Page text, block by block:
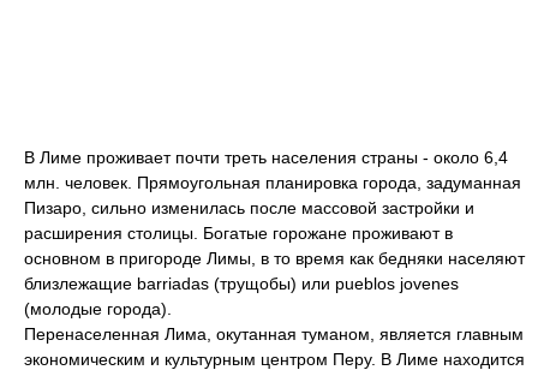
В Лиме проживает почти треть населения страны - около 6,4
млн. человек. Прямоугольная планировка города, задуманная
Пизаро, сильно изменилась после массовой застройки и
расширения столицы. Богатые горожане проживают в
основном в пригороде Лимы, в то время как бедняки населяют
близлежащие barriadas (трущобы) или pueblos jovenes
(молодые города).
Перенаселенная Лима, окутанная туманом, является главным
экономическим и культурным центром Перу. В Лиме находится